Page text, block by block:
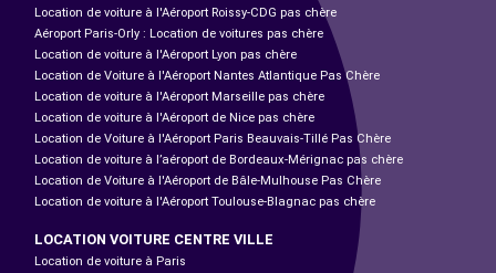
Location de voiture à l'Aéroport Roissy-CDG pas chère
Aéroport Paris-Orly : Location de voitures pas chère
Location de voiture à l'Aéroport Lyon pas chère
Location de Voiture à l'Aéroport Nantes Atlantique Pas Chère
Location de voiture à l'Aéroport Marseille pas chère
Location de voiture à l'Aéroport de Nice pas chère
Location de Voiture à l'Aéroport Paris Beauvais-Tillé Pas Chère
Location de voiture à l’aéroport de Bordeaux-Mérignac pas chère
Location de Voiture à l'Aéroport de Bâle-Mulhouse Pas Chère
Location de voiture à l'Aéroport Toulouse-Blagnac pas chère
LOCATION VOITURE CENTRE VILLE
Location de voiture à Paris